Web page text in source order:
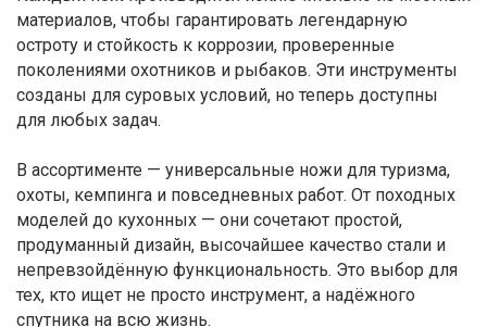
материалов, чтобы гарантировать легендарную
остроту и стойкость к коррозии, проверенные
поколениями охотников и рыбаков. Эти инструменты
созданы для суровых условий, но теперь доступны
для любых задач.
В ассортименте — универсальные ножи для туризма,
охоты, кемпинга и повседневных работ. От походных
моделей до кухонных — они сочетают простой,
продуманный дизайн, высочайшее качество стали и
непревзойдённую функциональность. Это выбор для
тех, кто ищет не просто инструмент, а надёжного
спутника на всю жизнь.